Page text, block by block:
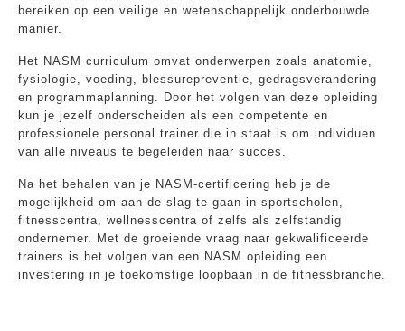
bereiken op een veilige en wetenschappelijk onderbouwde
manier.
Het NASM curriculum omvat onderwerpen zoals anatomie,
fysiologie, voeding, blessurepreventie, gedragsverandering
en programmaplanning. Door het volgen van deze opleiding
kun je jezelf onderscheiden als een competente en
professionele personal trainer die in staat is om individuen
van alle niveaus te begeleiden naar succes.
Na het behalen van je NASM-certificering heb je de
mogelijkheid om aan de slag te gaan in sportscholen,
fitnesscentra, wellnesscentra of zelfs als zelfstandig
ondernemer. Met de groeiende vraag naar gekwalificeerde
trainers is het volgen van een NASM opleiding een
investering in je toekomstige loopbaan in de fitnessbranche.